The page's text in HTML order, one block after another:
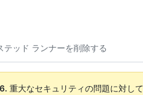
テッド ランナーを削除する
. 重大なセキュリティの問題に対し